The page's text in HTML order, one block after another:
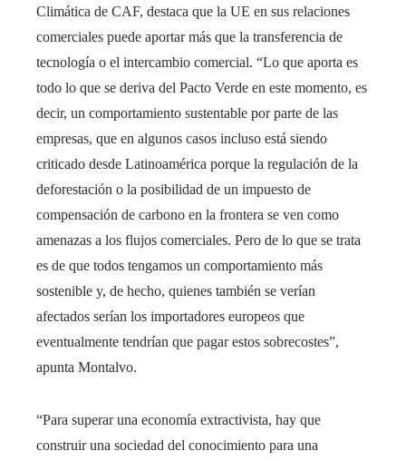
Climática de CAF, destaca que la UE en sus relaciones
comerciales puede aportar más que la transferencia de
tecnología o el intercambio comercial. “Lo que aporta es
todo lo que se deriva del Pacto Verde en este momento, es
decir, un comportamiento sustentable por parte de las
empresas, que en algunos casos incluso está siendo
criticado desde Latinoamérica porque la regulación de la
deforestación o la posibilidad de un impuesto de
compensación de carbono en la frontera se ven como
amenazas a los flujos comerciales. Pero de lo que se trata
es de que todos tengamos un comportamiento más
sostenible y, de hecho, quienes también se verían
afectados serían los importadores europeos que
eventualmente tendrían que pagar estos sobrecostes”,
apunta Montalvo.
“Para superar una economía extractivista, hay que
construir una sociedad del conocimiento para una